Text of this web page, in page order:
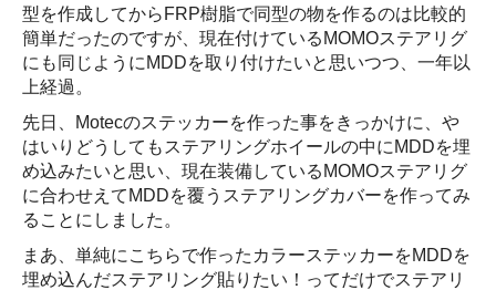
型を作成してからFRP樹脂で同型の物を作るのは比較的
簡単だったのですが、現在付けているMOMOステアリグ
にも同じようにMDDを取り付けたいと思いつつ、一年以
上経過。
先日、Motecのステッカーを作った事をきっかけに、や
はいりどうしてもステアリングホイールの中にMDDを埋
め込みたいと思い、現在装備しているMOMOステアリグ
に合わせえてMDDを覆うステアリングカバーを作ってみ
ることにしました。
まあ、単純にこちらで作ったカラーステッカーをMDDを
埋め込んだステアリング貼りたい！ってだけでステアリ